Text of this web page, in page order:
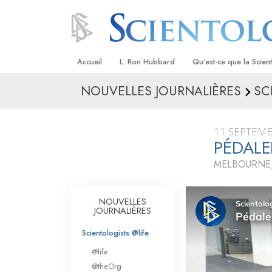
Accueil L. Ron Hubbard Qu’est-ce que la
Croyances et pratiques
Les scientologues et
Rencontrez un
À l’intérieur d’une
Les principes de
Scientologie
La Dianétique : Une
NOUVELLES JOURNALIÈRES
11
NOUVELLES
JOURNALIÈRES
Scientologists @life
@life
@theOrg